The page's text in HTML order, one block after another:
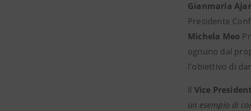
Gianmaria
Presidente
Michela Meo
ognuno dal
l'obiettivo di
Il Vice
un esempio di